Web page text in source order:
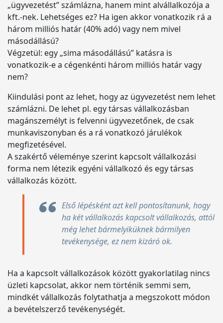
„ügyvezetést” számlázna, hanem mint alvállalkozója a
kft.-nek. Lehetséges ez? Ha igen akkor vonatkozik rá a
három milliós határ (40% adó) vagy nem mivel
másodállású?
Végzetül: egy „sima másodállású” katásra is
vonatkozik-e a cégenkénti három milliós határ vagy
nem?
Kiindulási pont az lehet, hogy az ügyvezetést nem lehet
számlázni. De lehet pl. egy társas vállalkozásban
magánszemélyt is felvenni ügyvezetőnek, de csak
munkaviszonyban és a rá vonatkozó járulékok
megfizetésével.
A szakértő véleménye szerint kapcsolt vállalkozási
forma nem létezik egyéni vállalkozó és egy társas
vállalkozás között.
Első lépésként azt kell pontosítanunk, hogy
ha két vállalkozás kapcsolt vállalkozás, attól
még lehet bármelyiküknek bármilyen
tevékenysége, ez nem kizáró ok.
Ha a kapcsolt vállalkozások között gyakorlatilag nincs
üzleti kapcsolat, akkor nem történik semmi sem,
mindkét vállalkozás folytathatja a megszokott módon
a bevételszerző tevékenységét.